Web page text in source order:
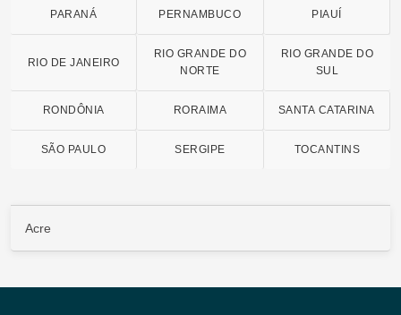
PARANÁ PERNAMBUCO PIAUÍ
RIO DE JANEIRO
RIO GRANDE DO
NORTE
RIO GRANDE DO
SUL
RONDÔNIA RORAIMA SANTA CATARINA
SÃO PAULO SERGIPE TOCANTINS
Acre